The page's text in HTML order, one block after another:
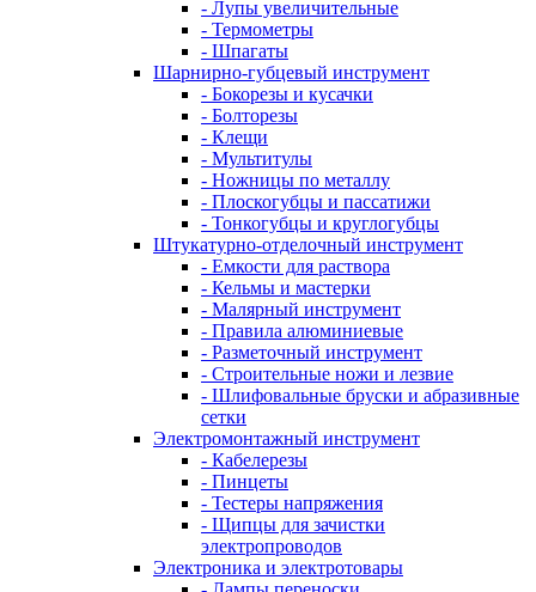
- Лупы увеличительные
- Термометры
- Шпагаты
Шарнирно-губцевый инструмент
- Бокорезы и кусачки
- Болторезы
- Клещи
- Мультитулы
- Ножницы по металлу
- Плоскогубцы и пассатижи
- Тонкогубцы и круглогубцы
Штукатурно-отделочный инструмент
- Емкости для раствора
- Кельмы и мастерки
- Малярный инструмент
- Правила алюминиевые
- Разметочный инструмент
- Строительные ножи и лезвие
- Шлифовальные бруски и абразивные
сетки
Электромонтажный инструмент
- Кабелерезы
- Пинцеты
- Тестеры напряжения
- Щипцы для зачистки
электропроводов
Электроника и электротовары